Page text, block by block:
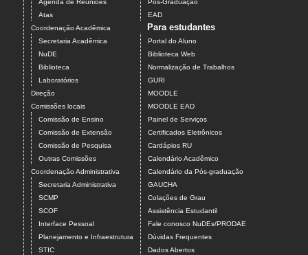
Agenda de Reuniões
Atas
Coordenação Acadêmica
Secretaria Acadêmica
NuDE
Biblioteca
Laboratórios
Direção
Comissões locais
Comissão de Ensino
Comissão de Extensão
Comissão de Pesquisa
Outras Comissões
Coordenação Administrativa
Secretaria Administrativa
SCMP
SCOF
Interface Pessoal
Planejamento e Infraestrutura
STIC
Pós-Graduação
EAD
Para estudantes
Portal do Aluno
Biblioteca Web
Normalização de Trabalhos
GURI
MOODLE
MOODLE EAD
Painel de Serviços
Certificados Eletrônicos
Cardápios RU
Calendário Acadêmico
Calendário da Pós-graduação
GAUCHA
Colações de Grau
Assistência Estudantil
Fale conosco NuDEs/PRODAE
Dúvidas Frequentes
Dados Abertos